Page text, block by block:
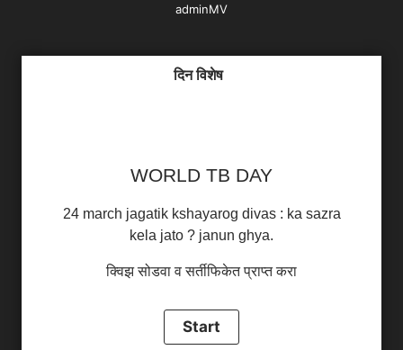
adminMV
दिन विशेष
WORLD TB DAY
24 march jagatik kshayarog divas : ka sazra
kela jato ? janun ghya.
क्विझ सोडवा व सर्तीफिकेत प्राप्त करा